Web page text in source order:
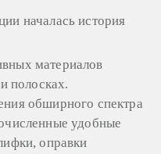
началась история
материалов
полосках.
обширного спектра
удобные
оправки